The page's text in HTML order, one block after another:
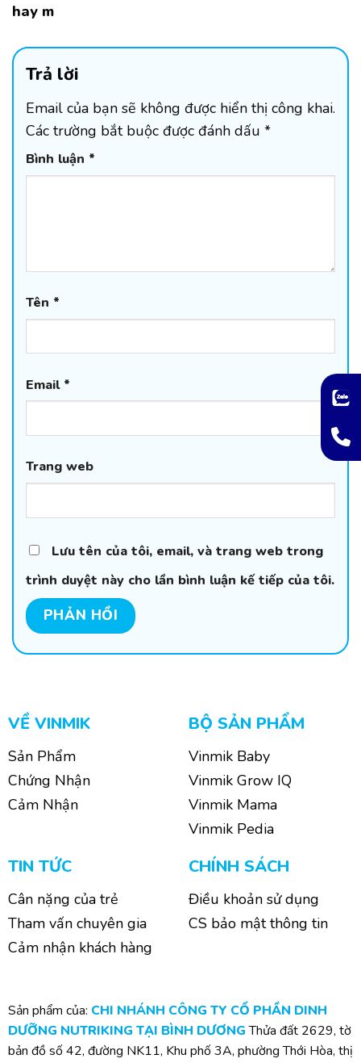
hay m
Trả lời
Email của bạn sẽ không được hiển thị công khai.
Các trường bắt buộc được đánh dấu *
Bình luận *
Tên *
Email *
Trang web
Lưu tên của tôi, email, và trang web trong
trình duyệt này cho lần bình luận kế tiếp của tôi.
VỀ VINMIK
Sản Phẩm
Chứng Nhận
Cảm Nhận
BỘ SẢN PHẨM
Vinmik Baby
Vinmik Grow IQ
Vinmik Mama
Vinmik Pedia
TIN TỨC
Cân nặng của trẻ
Tham vấn chuyên gia
Cảm nhận khách hàng
CHÍNH SÁCH
Điều khoản sử dụng
CS bảo mật thông tin
Sản phẩm của: CHI NHÁNH CÔNG TY CỔ PHẦN DINH
DƯỠNG NUTRIKING TẠI BÌNH DƯƠNGThửa đất 2629, tờ
bản đồ số 42, đường NK11, Khu phố 3A, phường Thới Hòa, thị